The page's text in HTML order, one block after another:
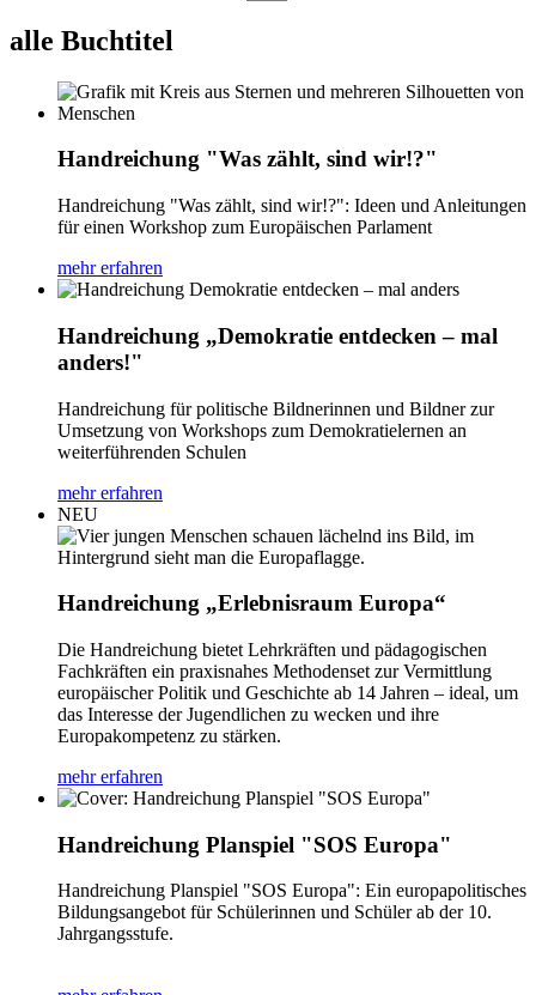
alle Buchtitel
Handreichung "Was zählt, sind wir!?"
Handreichung "Was zählt, sind wir!?": Ideen und Anleitungen
für einen Workshop zum Europäischen Parlament
mehr erfahren
Handreichung „Demokratie entdecken – mal
anders!"
Handreichung für politische Bildnerinnen und Bildner zur
Umsetzung von Workshops zum Demokratielernen an
weiterführenden Schulen
mehr erfahren
NEU
Handreichung „Erlebnisraum Europa“
Die Handreichung bietet Lehrkräften und pädagogischen
Fachkräften ein praxisnahes Methodenset zur Vermittlung
europäischer Politik und Geschichte ab 14 Jahren – ideal, um
das Interesse der Jugendlichen zu wecken und ihre
Europakompetenz zu stärken.
mehr erfahren
Handreichung Planspiel "SOS Europa"
Handreichung Planspiel "SOS Europa": Ein europapolitisches
Bildungsangebot für Schülerinnen und Schüler ab der 10.
Jahrgangsstufe.